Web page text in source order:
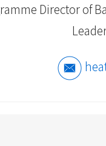
Director of